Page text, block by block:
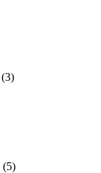
(3)
(5)